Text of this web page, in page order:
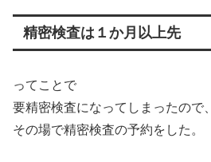
精密検査は１か月以上先
ってことで
要精密検査になってしまったので、
その場で精密検査の予約をした。